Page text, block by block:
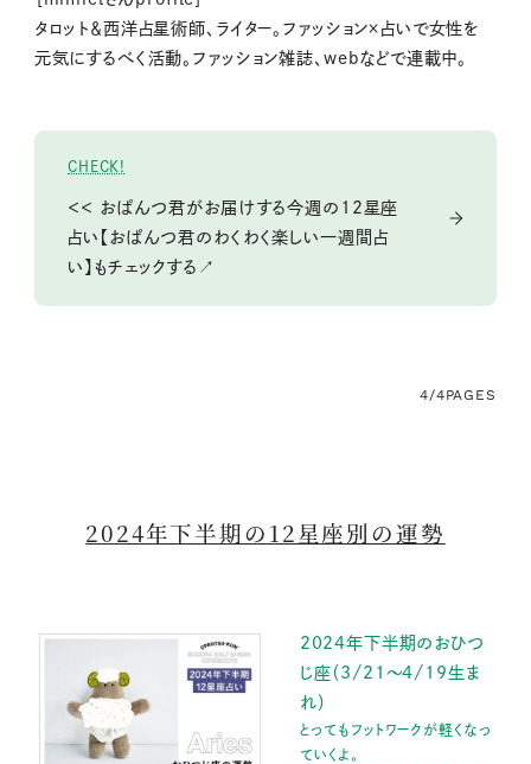
タロット＆西洋占星術師、ライター。ファッション×占いで女性を
元気にするべく活動。ファッション雑誌、webなどで連載中。
CHECK!
＜＜ おぱんつ君がお届けする今週の12星座
占い【おぱんつ君のわくわく楽しい一週間占
い】もチェックする↗
4/4PAGES
2024年下半期の12星座別の運勢
2024年下半期のおひつ
じ座（3/21～4/19生ま
れ）
とってもフットワークが軽くなっ
ていくよ。